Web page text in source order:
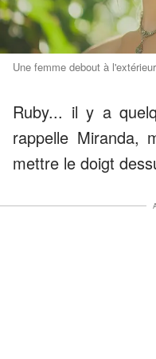
Une femme debout à
Ruby... il y a
rappelle Miranda,
mettre le doigt